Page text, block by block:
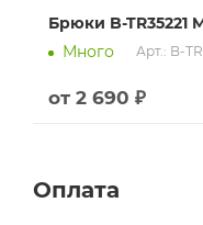
Брюки B-TR35221
Много
Арт.: B-
от 2 690 ₽
Оплата